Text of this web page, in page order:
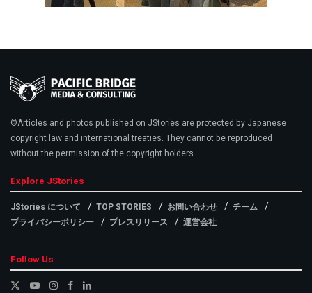
©Articles and photos published on JStories are protected by Japanese
copyright law and international treaties. They cannot be reproduced
without the permission of the copyright holders
Explore JStories
JStories について TOP STORIES お問い合わせ
チーム
プライバシーポリシー
プレスリリース 運営会社
Follow Us